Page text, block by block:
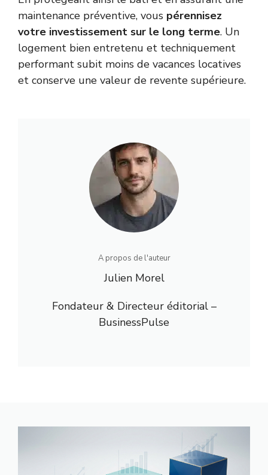
maintenance préventive, vous pérennisez
votre investissement sur le long terme. Un
logement bien entretenu et techniquement
performant subit moins de vacances locatives
et conserve une valeur de revente supérieure.
A propos de l'auteur
Julien Morel
Fondateur & Directeur éditorial –
BusinessPulse